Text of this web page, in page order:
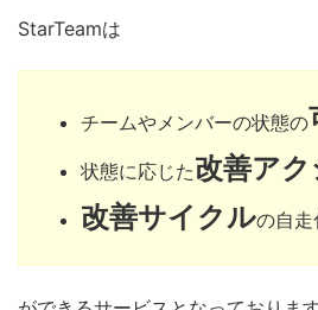
StarTeamは
チームやメンバーの状態の
状態に応じた改善ア
改善サイクルの自走